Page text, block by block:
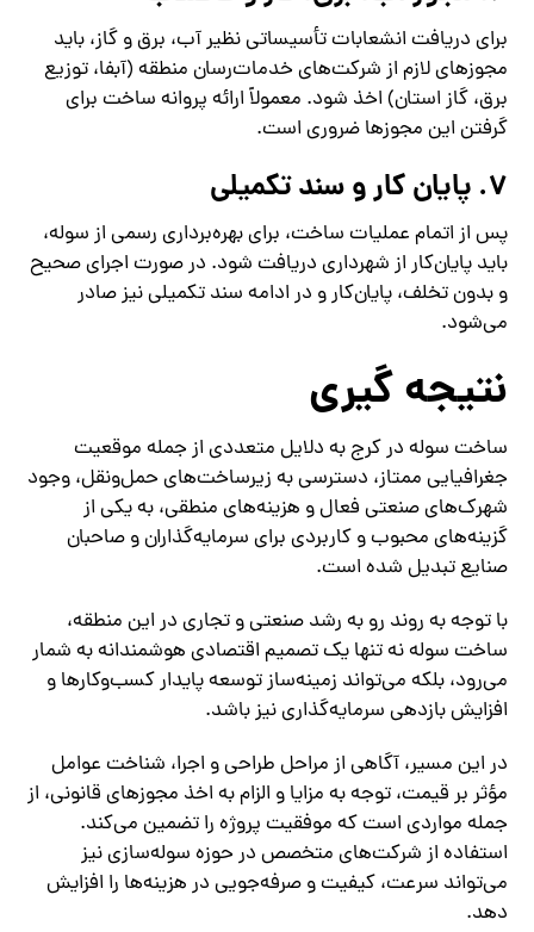
برای دریافت انشعابات تأسیساتی نظیر آب، برق و گاز، باید
مجوزهای لازم از شرکت‌های خدمات‌رسان منطقه (آبفا، توزیع
برق، گاز استان) اخذ شود. معمولاً ارائه پروانه ساخت برای
گرفتن این مجوزها ضروری است.
7. پایان کار و سند تکمیلی
پس از اتمام عملیات ساخت، برای بهره‌برداری رسمی از سوله،
باید پایان‌کار از شهرداری دریافت شود. در صورت اجرای صحیح
و بدون تخلف، پایان‌کار و در ادامه سند تکمیلی نیز صادر
می‌شود.
نتیجه‌ گیری
ساخت سوله در کرج به دلایل متعددی از جمله موقعیت
جغرافیایی ممتاز، دسترسی به زیرساخت‌های حمل‌ونقل، وجود
شهرک‌های صنعتی فعال و هزینه‌های منطقی، به یکی از
گزینه‌های محبوب و کاربردی برای سرمایه‌گذاران و صاحبان
صنایع تبدیل شده است.
با توجه به روند رو به رشد صنعتی و تجاری در این منطقه،
ساخت سوله نه تنها یک تصمیم اقتصادی هوشمندانه به شمار
می‌رود، بلکه می‌تواند زمینه‌ساز توسعه پایدار کسب‌وکارها و
افزایش بازدهی سرمایه‌گذاری نیز باشد.
در این مسیر، آگاهی از مراحل طراحی و اجرا، شناخت عوامل
مؤثر بر قیمت، توجه به مزایا و الزام به اخذ مجوزهای قانونی، از
جمله مواردی است که موفقیت پروژه را تضمین می‌کند.
استفاده از شرکت‌های متخصص در حوزه سوله‌سازی نیز
می‌تواند سرعت، کیفیت و صرفه‌جویی در هزینه‌ها را افزایش
دهد.